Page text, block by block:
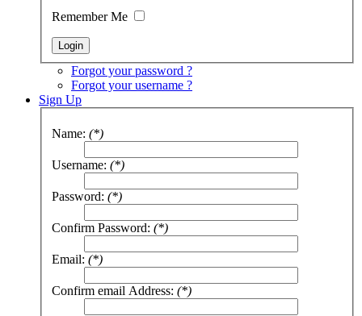
Remember Me
Forgot your password ?
Forgot your username ?
Sign Up
Name: (*)
Username: (*)
Password: (*)
Confirm Password: (*)
Email: (*)
Confirm email Address: (*)